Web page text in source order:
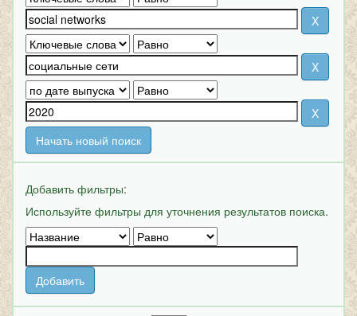
Начать новый поиск
Добавить фильтры:
Используйте фильтры для уточнения результатов поиска.